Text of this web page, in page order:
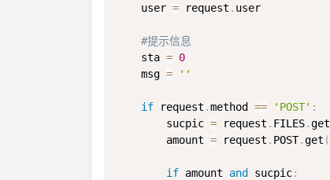
    user
= request . user
#提示信息
    sta
= 0
    msg
= ''
if request .method == 'POST' :
        sucpic
= request . FILES.get
        amount
= request . POST.get (
if amount and sucpic: